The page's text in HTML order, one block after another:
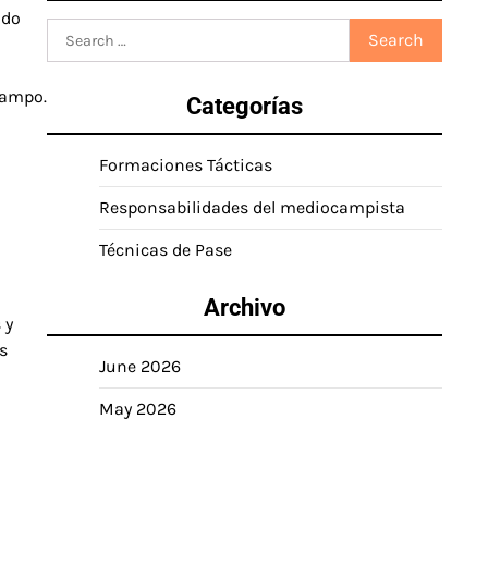
y
for:
Categorías
Formaciones Tácticas
Responsabilidades del mediocampista
Técnicas de Pase
Archivo
June 2026
May 2026